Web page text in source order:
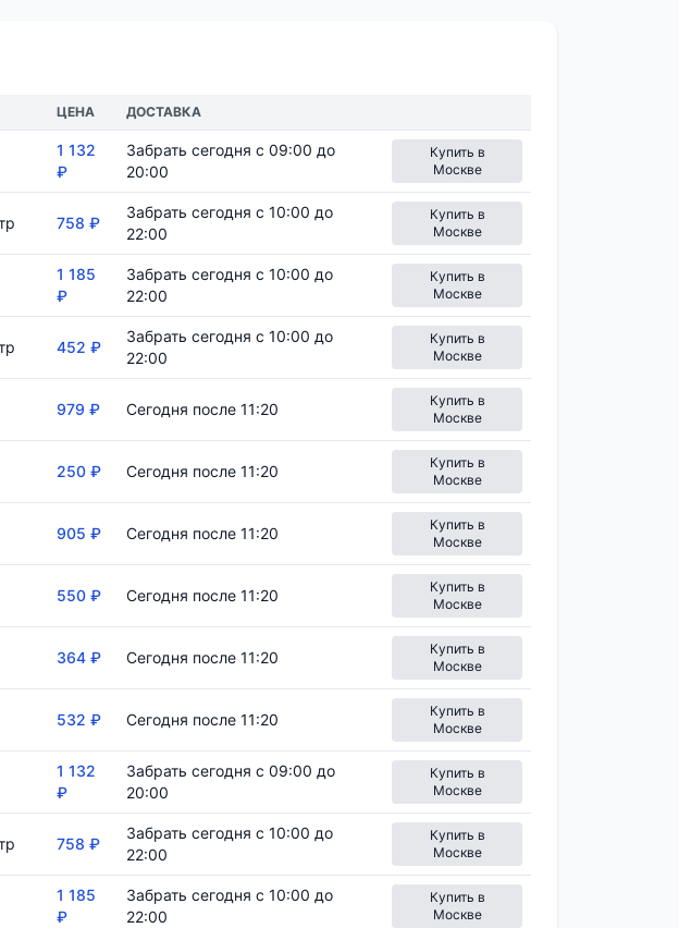
ЦЕНА ДОСТАВКА
1 132
₽
Забрать сегодня с 09:00 до
20:00
Купить в
Москве
758 ₽
Забрать сегодня с 10:00 до
22:00
Купить в
Москве
1 185
₽
Забрать сегодня с 10:00 до
22:00
Купить в
Москве
452 ₽
Забрать сегодня с 10:00 до
22:00
Купить в
Москве
979 ₽ Сегодня после 11:20
Купить в
Москве
250 ₽ Сегодня после 11:20
Купить в
Москве
905 ₽ Сегодня после 11:20
Купить в
Москве
550 ₽ Сегодня после 11:20
Купить в
Москве
364 ₽ Сегодня после 11:20
Купить в
Москве
532 ₽ Сегодня после 11:20
Купить в
Москве
1 132
₽
Забрать сегодня с 09:00 до
20:00
Купить в
Москве
758 ₽
Забрать сегодня с 10:00 до
22:00
Купить в
Москве
1 185
₽
Забрать сегодня с 10:00 до
22:00
Купить в
Москве